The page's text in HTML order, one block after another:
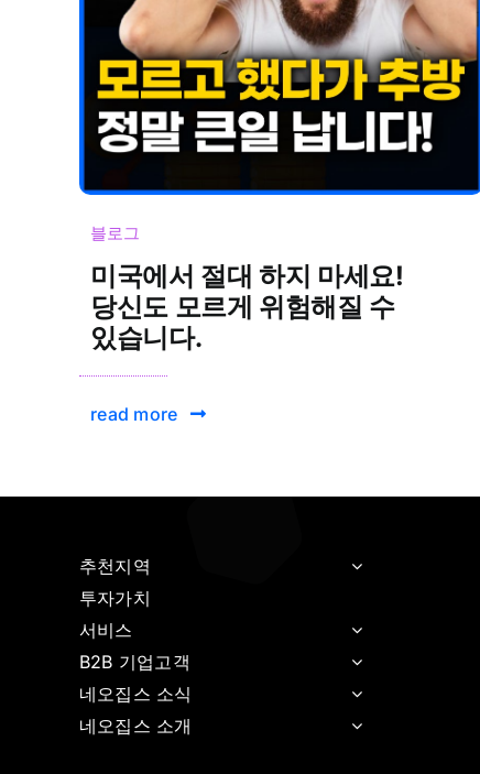
블로그
미국에서 절대 하지 마세요!
당신도 모르게 위험해질 수
있습니다.
read more
추천지역
투자가치
서비스
B2B 기업고객
네오집스 소식
네오집스 소개